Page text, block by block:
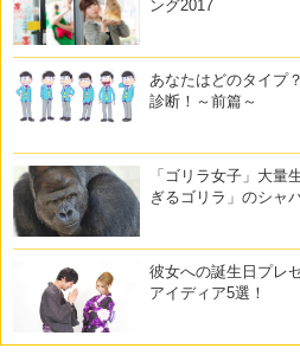
ング2017
あなたはどのタイプ
診断！～前篇～
「ゴリラ女子」大量
ぎるゴリラ」のシャ
彼女への誕生日プレ
アイディア5選！